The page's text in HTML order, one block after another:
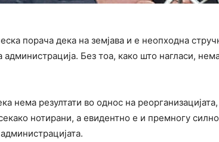
порача дека на земјава и е неопходна
администрација. Без тоа, како што нагласи,
нема резултати во однос на
нотирани, а евидентно е и премногу